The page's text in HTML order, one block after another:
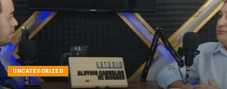
UNCATEGORIZED